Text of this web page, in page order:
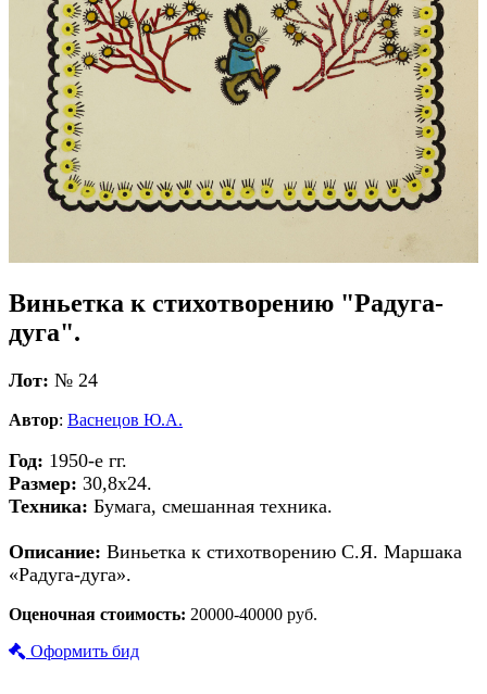
Виньетка к стихотворению "Радуга-
дуга".
Лот: № 24
Автор: Васнецов Ю.А.
Год: 1950-е гг.
Размер: 30,8х24.
Техника: Бумага, смешанная техника.
Описание: Виньетка к стихотворению С.Я. Маршака
«Радуга-дуга».
Оценочная стоимость: 20000-40000 руб.
Оформить бид